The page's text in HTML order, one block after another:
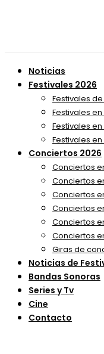
Noticias
Festivales 2026
Festivales
Festivales
Festivales
Festivales
Conciertos 2026
Conciertos
Conciertos
Conciertos
Conciertos
Conciertos
Conciertos
Giras de
Noticias de
Bandas Sonoras
Series y Tv
Cine
Contacto